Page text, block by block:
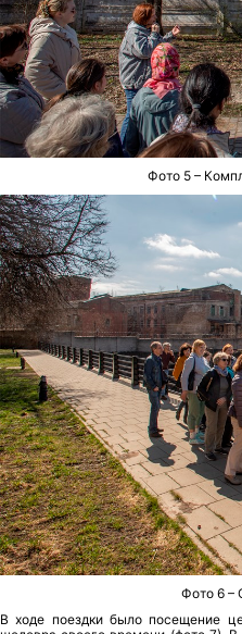
Фото 5 –
Фото 6 –
В ходе поездки было посещение